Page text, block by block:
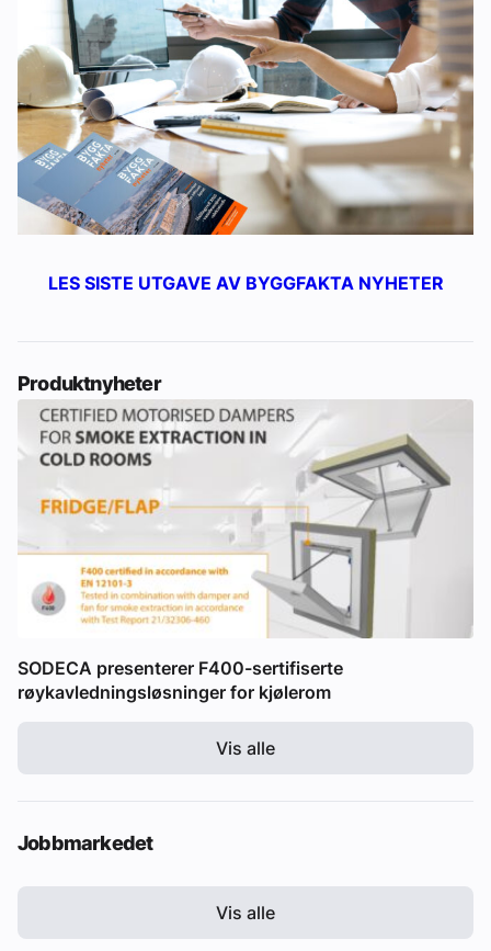
LES SISTE UTGAVE AV BYGGFAKTA NYHETER
Produktnyheter
SODECA presenterer F400-sertifiserte
røykavledningsløsninger for kjølerom
Vis alle
Jobbmarkedet
Vis alle